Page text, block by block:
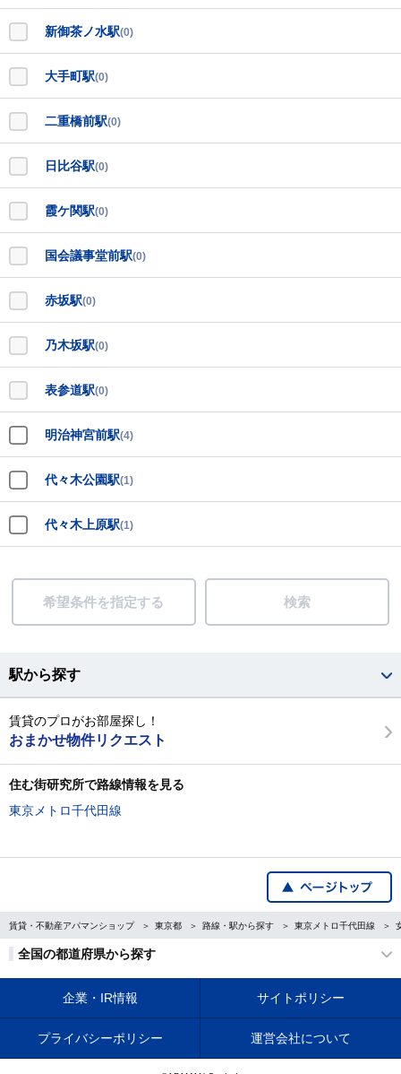
新御茶ノ水駅(0)
大手町駅(0)
二重橋前駅(0)
日比谷駅(0)
霞ケ関駅(0)
国会議事堂前駅(0)
赤坂駅(0)
乃木坂駅(0)
表参道駅(0)
明治神宮前駅(4)
代々木公園駅(1)
代々木上原駅(1)
希望条件を指定する 検索
駅から探す
賃貸のプロがお部屋探し！
おまかせ物件リクエスト
住む街研究所で路線情報を見る
東京メトロ千代田線
賃貸・不動産アパマンショップ 東京都 路線・駅から探す 東京メトロ千代田線
全国の都道府県から探す
企業・IR情報 サイトポリシー
プライバシーポリシー 運営会社について